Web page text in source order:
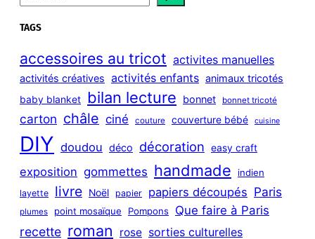
e
a
c
h
TAGS
accessoires au tricot activites manuelles
activités créatives activités enfants animaux tricotés
baby blanket bilan lecture bonnet bonnet tricoté
carton châle ciné couture couverture bébé cuisine
DIY doudou déco décoration easy craft
exposition gommettes handmade indien
layette livre Noël papier papiers découpés Paris
plumes point mosaïque Pompons Que faire à Paris
recette roman rose sorties culturelles